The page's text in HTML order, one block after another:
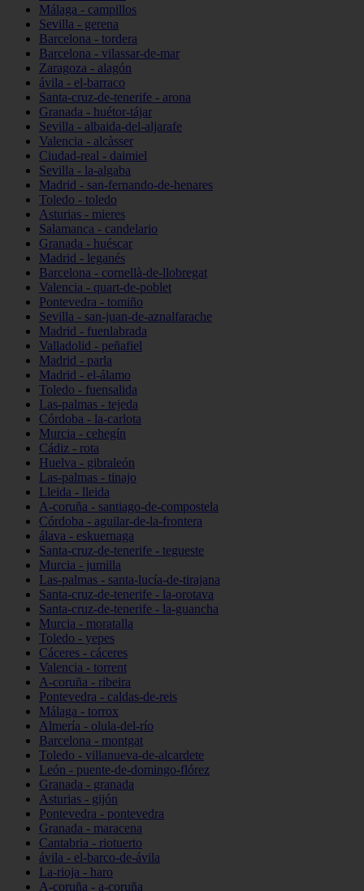
Málaga - campillos
Sevilla - gerena
Barcelona - tordera
Barcelona - vilassar-de-mar
Zaragoza - alagón
ávila - el-barraco
Santa-cruz-de-tenerife - arona
Granada - huétor-tájar
Sevilla - albaida-del-aljarafe
Valencia - alcàsser
Ciudad-real - daimiel
Sevilla - la-algaba
Madrid - san-fernando-de-henares
Toledo - toledo
Asturias - mieres
Salamanca - candelario
Granada - huéscar
Madrid - leganés
Barcelona - cornellà-de-llobregat
Valencia - quart-de-poblet
Pontevedra - tomiño
Sevilla - san-juan-de-aznalfarache
Madrid - fuenlabrada
Valladolid - peñafiel
Madrid - parla
Madrid - el-álamo
Toledo - fuensalida
Las-palmas - tejeda
Córdoba - la-carlota
Murcia - cehegín
Cádiz - rota
Huelva - gibraleón
Las-palmas - tinajo
Lleida - lleida
A-coruña - santiago-de-compostela
Córdoba - aguilar-de-la-frontera
álava - eskuernaga
Santa-cruz-de-tenerife - tegueste
Murcia - jumilla
Las-palmas - santa-lucía-de-tirajana
Santa-cruz-de-tenerife - la-orotava
Santa-cruz-de-tenerife - la-guancha
Murcia - moratalla
Toledo - yepes
Cáceres - cáceres
Valencia - torrent
A-coruña - ribeira
Pontevedra - caldas-de-reis
Málaga - torrox
Almería - olula-del-río
Barcelona - montgat
Toledo - villanueva-de-alcardete
León - puente-de-domingo-flórez
Granada - granada
Asturias - gijón
Pontevedra - pontevedra
Granada - maracena
Cantabria - riotuerto
ávila - el-barco-de-ávila
La-rioja - haro
A-coruña - a-coruña